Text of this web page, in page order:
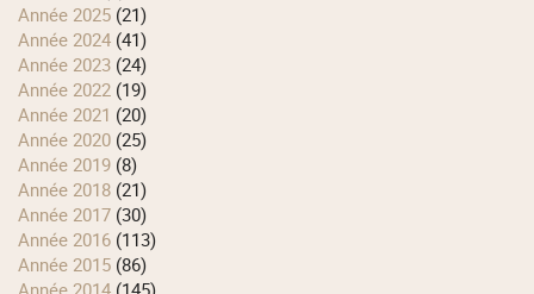
année 2025 (21)
année 2024 (41)
année 2023 (24)
année 2022 (19)
année 2021 (20)
année 2020 (25)
année 2019 (8)
année 2018 (21)
année 2017 (30)
année 2016 (113)
année 2015 (86)